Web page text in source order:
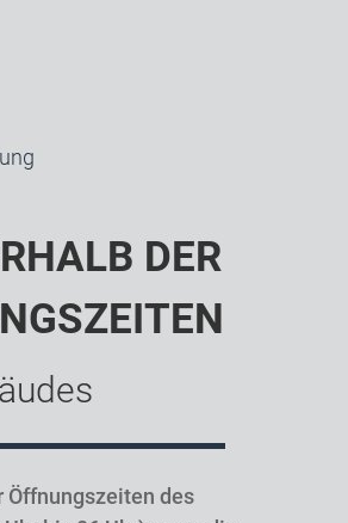
DER Ö
Öffnungszeiten des